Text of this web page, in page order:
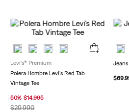
Levi's® Premium
Polera Hombre Levi's Red Tab
Vintage Tee
50% $14.995
$29.990
$69.